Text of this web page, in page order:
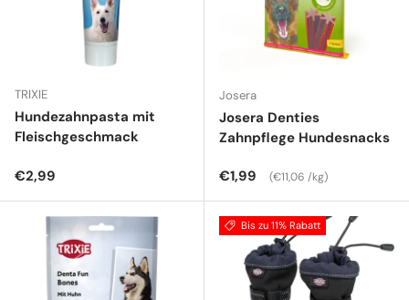
TRIXIE
Hundezahnpasta mit
Fleischgeschmack
Normaler Preis
€2,99
Josera
Josera Denties
Zahnpflege Hundesnacks
Normaler Preis
€1,99 Grundpreis
€11,06 /kg
Bis zu 11% Rabatt